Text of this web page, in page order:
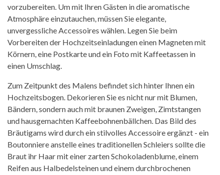
vorzubereiten. Um mit Ihren Gästen in die aromatische
Atmosphäre einzutauchen, müssen Sie elegante,
unvergessliche Accessoires wählen. Legen Sie beim
Vorbereiten der Hochzeitseinladungen einen Magneten mit
Körnern, eine Postkarte und ein Foto mit Kaffeetassen in
einen Umschlag.
Zum Zeitpunkt des Malens befindet sich hinter Ihnen ein
Hochzeitsbogen. Dekorieren Sie es nicht nur mit Blumen,
Bändern, sondern auch mit braunen Zweigen, Zimtstangen
und hausgemachten Kaffeebohnenbällchen. Das Bild des
Bräutigams wird durch ein stilvolles Accessoire ergänzt - ein
Boutonniere anstelle eines traditionellen Schleiers sollte die
Braut ihr Haar mit einer zarten Schokoladenblume, einem
Reifen aus Halbedelsteinen und einem durchbrochenen